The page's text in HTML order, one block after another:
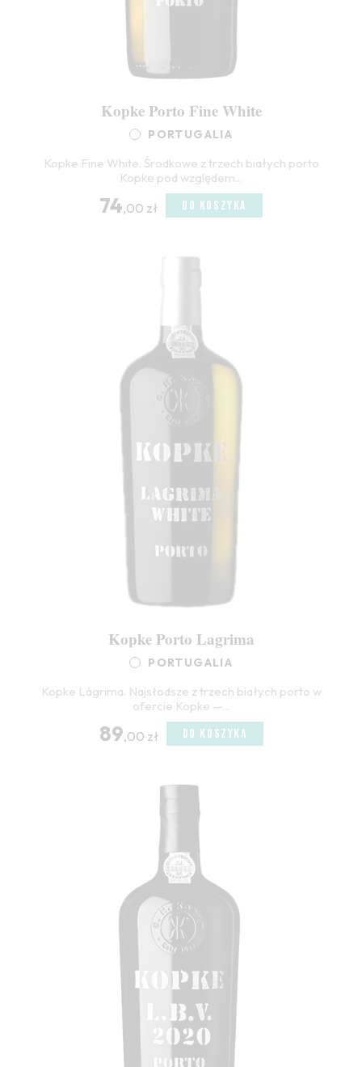
Kopke Porto Fine White
PORTUGALIA
Kopke Fine White. Środkowe z trzech białych porto
Kopke pod względem...
74,00 zł DO KOSZYKA
Kopke Porto Lagrima
PORTUGALIA
Kopke Lágrima. Najsłodsze z trzech białych porto w
ofercie Kopke —...
89,00 zł DO KOSZYKA